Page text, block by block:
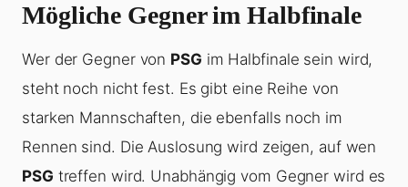
Mögliche Gegner im Halbfinale
Wer der Gegner von PSG im Halbfinale sein wird,
steht noch nicht fest. Es gibt eine Reihe von
starken Mannschaften, die ebenfalls noch im
Rennen sind. Die Auslosung wird zeigen, auf wen
PSG treffen wird. Unabhängig vom Gegner wird es